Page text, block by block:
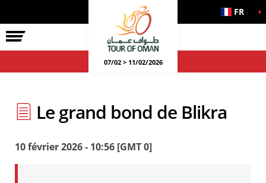
FR
07/02 > 11/02/2026
Le grand bond de Blikra
10 février 2026 - 10:56 [GMT 0]